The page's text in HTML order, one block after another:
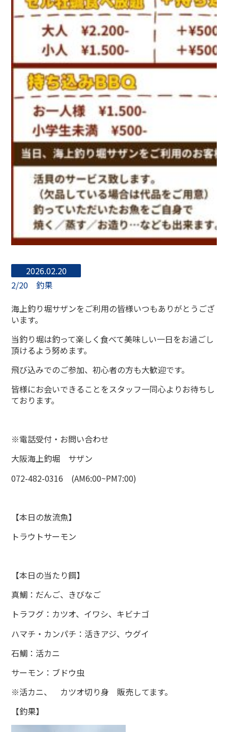
2026.02.20
2/20 釣果
海上釣り堀サザンをご利用の皆様いつもありがとうござ
います。
当釣り堀は釣って楽しく食べて美味しい一日をお過ごし
頂けるよう努めます。
飛び込みでのご参加、初心者の方も大歓迎です。
皆様にお会いできることをスタッフ一同心よりお待ちし
ております。
※電話受付・お問い合わせ
大阪海上釣堀 サザン
072-482-0316 (AM6:00~PM7:00)
【本日の放流魚】
トラウトサーモン
【本日の当たり餌】
真鯛：だんご、きびなご
トラフグ：カツオ、イワシ、キビナゴ
ハマチ・カンパチ：活きアジ、ウグイ
石鯛：活カニ
サーモン：ブドウ虫
※活カニ、 カツオ切り身 販売してます。
【釣果】